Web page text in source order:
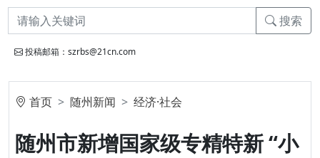
搜索
投稿邮箱：szrbs@21cn.com
首页 随州新闻 经济·社会
随州市新增国家级专精特新 “小